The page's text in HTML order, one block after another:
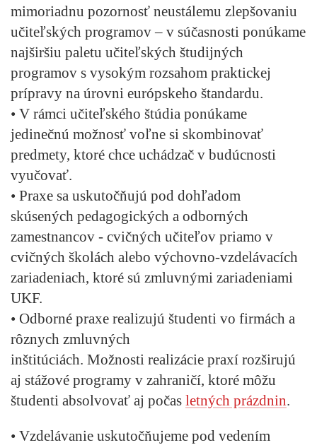
mimoriadnu pozornosť neustálemu zlepšovaniu
učiteľských programov – v súčasnosti ponúkame
najširšiu paletu učiteľských študijných
programov s vysokým rozsahom praktickej
prípravy na úrovni európskeho štandardu.
• V rámci učiteľského štúdia ponúkame
jedinečnú možnosť voľne si skombinovať
predmety, ktoré chce uchádzač v budúcnosti
vyučovať.
• Praxe sa uskutočňujú pod dohľadom
skúsených pedagogických a odborných
zamestnancov - cvičných učiteľov priamo v
cvičných školách alebo výchovno-vzdelávacích
zariadeniach, ktoré sú zmluvnými zariadeniami
UKF.
• Odborné praxe realizujú študenti vo firmách a
rôznych zmluvných
inštitúciách. Možnosti realizácie praxí rozširujú
aj stážové programy v zahraničí, ktoré môžu
študenti absolvovať aj počas letných prázdnin.
• Vzdelávanie uskutočňujeme pod vedením